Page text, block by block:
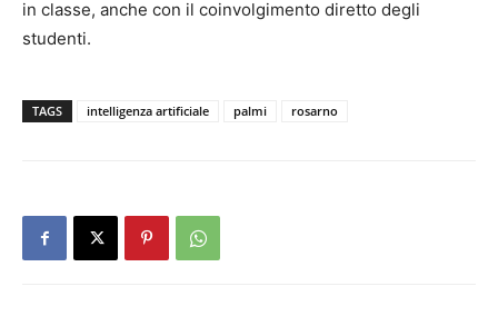
in classe, anche con il coinvolgimento diretto degli
studenti.
TAGS intelligenza artificiale palmi rosarno